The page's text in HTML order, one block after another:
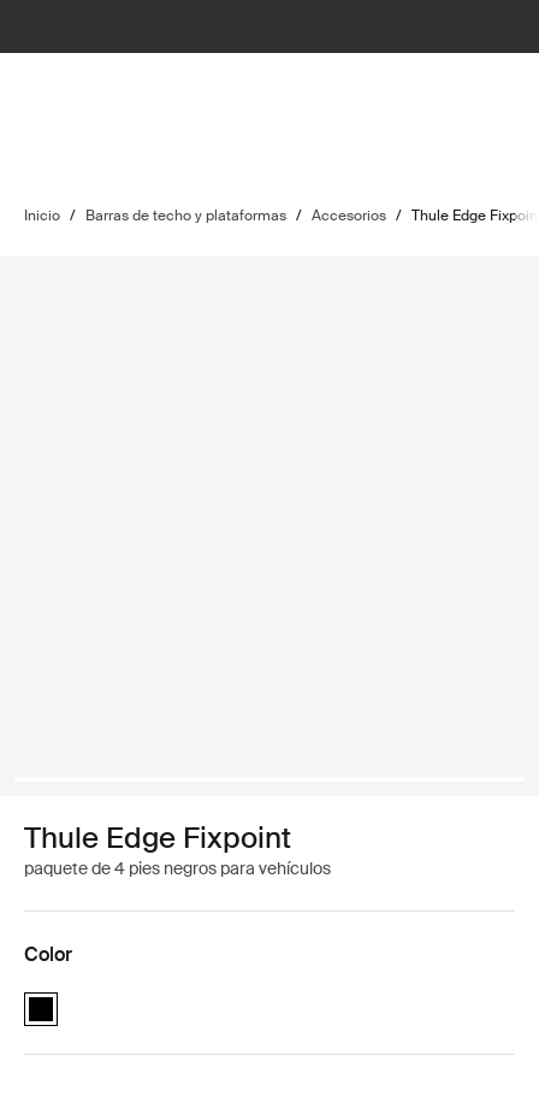
Inicio / Barras de techo y plataformas / Accesorios / Thule Edge
Thule Edge Fixpoint
paquete de 4 pies negros para vehículos
Color
Thule Edge Fixpoint Negro (selected)